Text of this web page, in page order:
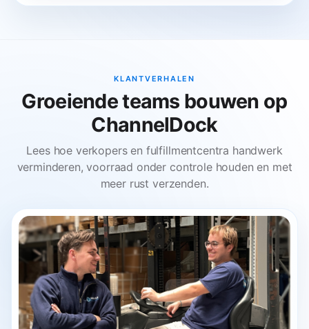
KLANTVERHALEN
Groeiende teams bouwen op
ChannelDock
Lees hoe verkopers en fulfillmentcentra handwerk
verminderen, voorraad onder controle houden en met
meer rust verzenden.